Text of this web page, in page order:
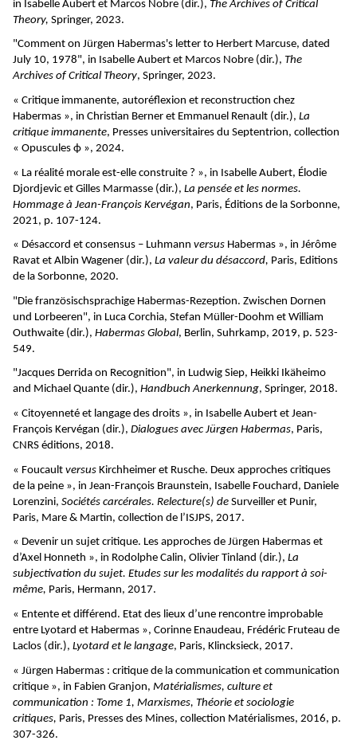
in Isabelle Aubert et Marcos Nobre (dir.), The Archives of Critical
Theory, Springer, 2023.
"Comment on Jürgen Habermas's letter to Herbert Marcuse, dated
July 10, 1978", in Isabelle Aubert et Marcos Nobre (dir.), The
Archives of Critical Theory, Springer, 2023.
« Critique immanente, autoréflexion et reconstruction chez
Habermas », in Christian Berner et Emmanuel Renault (dir.), La
critique immanente, Presses universitaires du Septentrion, collection
« Opuscules ϕ », 2024.
« La réalité morale est-elle construite ? », in Isabelle Aubert, Élodie
Djordjevic et Gilles Marmasse (dir.), La pensée et les normes.
Hommage à Jean-François Kervégan, Paris, Éditions de la Sorbonne,
2021, p. 107-124.
« Désaccord et consensus – Luhmann versus Habermas », in Jérôme
Ravat et Albin Wagener (dir.), La valeur du désaccord, Paris, Editions
de la Sorbonne, 2020.
"Die französischsprachige Habermas-Rezeption. Zwischen Dornen
und Lorbeeren", in Luca Corchia, Stefan Müller-Doohm et William
Outhwaite (dir.), Habermas Global, Berlin, Suhrkamp, 2019, p. 523-
549.
"Jacques Derrida on Recognition", in Ludwig Siep, Heikki Ikäheimo
and Michael Quante (dir.), Handbuch Anerkennung, Springer, 2018.
« Citoyenneté et langage des droits », in Isabelle Aubert et Jean-
François Kervégan (dir.), Dialogues avec Jürgen Habermas, Paris,
CNRS éditions, 2018.
« Foucault versus Kirchheimer et Rusche. Deux approches critiques
de la peine », in Jean-François Braunstein, Isabelle Fouchard, Daniele
Lorenzini, Sociétés carcérales. Relecture(s) de Surveiller et Punir,
Paris, Mare & Martin, collection de l’ISJPS, 2017.
« Devenir un sujet critique. Les approches de Jürgen Habermas et
d’Axel Honneth », in Rodolphe Calin, Olivier Tinland (dir.), La
subjectivation du sujet. Etudes sur les modalités du rapport à soi-
même, Paris, Hermann, 2017.
« Entente et différend. Etat des lieux d’une rencontre improbable
entre Lyotard et Habermas », Corinne Enaudeau, Frédéric Fruteau de
Laclos (dir.), Lyotard et le langage, Paris, Klincksieck, 2017.
« Jürgen Habermas : critique de la communication et communication
critique », in Fabien Granjon, Matérialismes, culture et
communication : Tome 1, Marxismes, Théorie et sociologie
critiques, Paris, Presses des Mines, collection Matérialismes, 2016, p.
307-326.